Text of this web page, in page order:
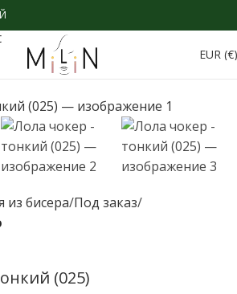
EUR
из бисера Под заказ
(025)